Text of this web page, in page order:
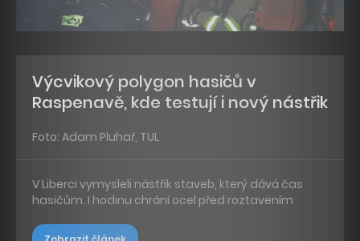
Výcvikový polygon hasičů v
Raspenavě, kde testují i nový nástřik
Foto: Adam Pluhař, TUL
V Liberci vymysleli nástřik staveb, který dává čas
hasičům. I hodinu chrání ocel před roztavením